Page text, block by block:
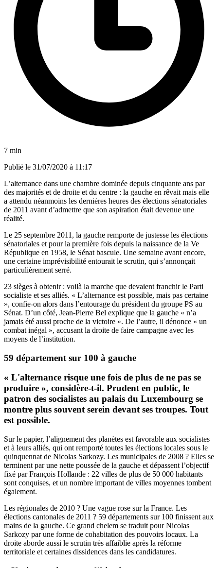
7 min
Publié le 31/07/2020 à 11:17
L’alternance dans une chambre dominée depuis cinquante ans par
des majorités et de droite et du centre : la gauche en rêvait mais elle
a attendu néanmoins les dernières heures des élections sénatoriales
de 2011 avant d’admettre que son aspiration était devenue une
réalité.
Le 25 septembre 2011, la gauche remporte de justesse les élections
sénatoriales et pour la première fois depuis la naissance de la Ve
République en 1958, le Sénat bascule. Une semaine avant encore,
une certaine imprévisibilité entourait le scrutin, qui s’annonçait
particulièrement serré.
23 sièges à obtenir : voilà la marche que devaient franchir le Parti
socialiste et ses alliés. « L’alternance est possible, mais pas certaine
», confie-on alors dans l’entourage du président du groupe PS au
Sénat. D’un côté, Jean-Pierre Bel explique que la gauche « n’a
jamais été aussi proche de la victoire ». De l’autre, il dénonce « un
combat inégal », accusant la droite de faire campagne avec les
moyens de l’institution.
59 département sur 100 à gauche
« L'alternance risque une fois de plus de ne pas se
produire », considère-t-il. Prudent en public, le
patron des socialistes au palais du Luxembourg se
montre plus souvent serein devant ses troupes. Tout
est possible.
Sur le papier, l’alignement des planètes est favorable aux socialistes
et à leurs alliés, qui ont remporté toutes les élections locales sous le
quinquennat de Nicolas Sarkozy. Les municipales de 2008 ? Elles se
terminent par une nette poussée de la gauche et dépassent l’objectif
fixé par François Hollande : 22 villes de plus de 50 000 habitants
sont conquises, et un nombre important de villes moyennes tombent
également.
Les régionales de 2010 ? Une vague rose sur la France. Les
élections cantonales de 2011 ? 59 départements sur 100 finissent aux
mains de la gauche. Ce grand chelem se traduit pour Nicolas
Sarkozy par une forme de cohabitation des pouvoirs locaux. La
droite aborde aussi le scrutin très affaiblie après la réforme
territoriale et certaines dissidences dans les candidatures.